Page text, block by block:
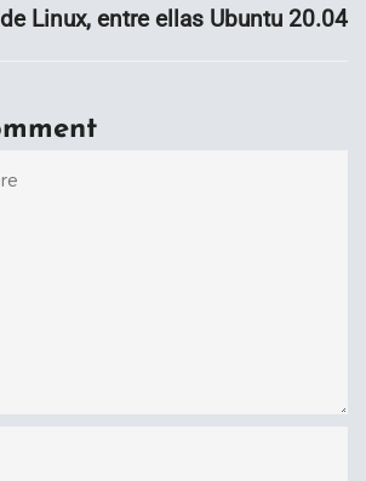
de Linux, entre ellas Ubuntu 20.04